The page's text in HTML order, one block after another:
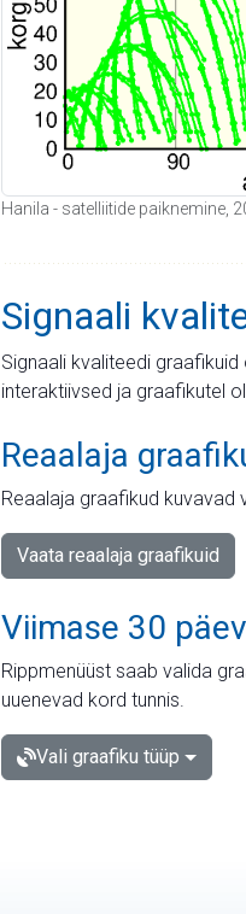
Hanila - satelliitide paiknemine,
Signaali
Signaali kvaliteedi
interaktiivsed ja graafikutel
Reaalaja
Reaalaja graafikud kuvavad
Vaata reaalaja graafikuid
Viimase 30
Rippmenüüst saab valida
uuenevad kord tunnis.
Vali graafiku tüüp